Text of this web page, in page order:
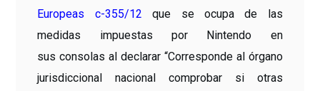
Europeas c-355/12 que se ocupa de las
medidas impuestas por Nintendo en
sus consolas al declarar “Corresponde al órgano
jurisdiccional nacional comprobar si otras